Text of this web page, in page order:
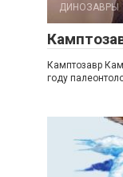
ДИНОЗАВРЫ
Камптозавр
году